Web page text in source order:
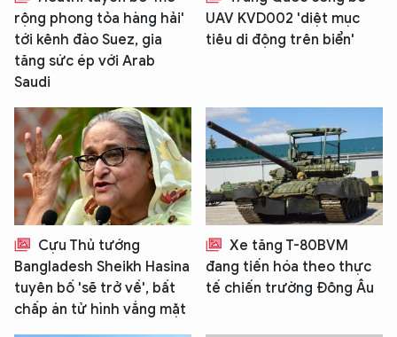
rộng phong tỏa hàng hải'
tới kênh đào Suez, gia
tăng sức ép với Arab
Saudi
UAV KVD002 'diệt mục
tiêu di động trên biển'
Cựu Thủ tướng
Bangladesh Sheikh Hasina
tuyên bố 'sẽ trở về', bất
chấp án tử hình vắng mặt
Xe tăng T-80BVM
đang tiến hóa theo thực
tế chiến trường Đông Âu